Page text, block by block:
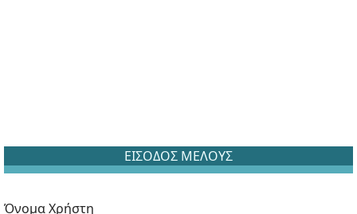
ΕΙΣΟΔΟΣ ΜΕΛΟΥΣ
Όνομα Χρήστη